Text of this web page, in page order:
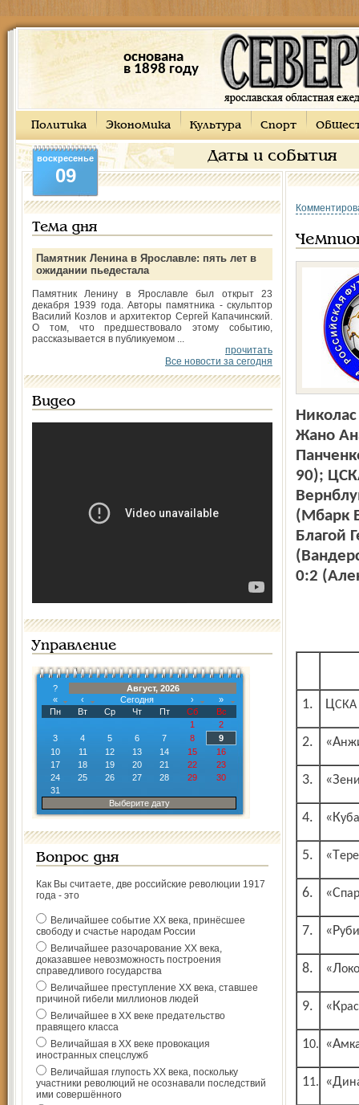
основана
в 1898 году
Политика Экономика Культура Спорт
Даты и события
воскресенье
09
Тема дня
Памятник Ленина в Ярославле: пять лет в
ожидании пьедестала
Памятник Ленину в Ярославле был открыт 23
декабря 1939 года. Авторы памятника - скульптор
Василий Козлов и архитектор Сергей Капачинский.
О том, что предшествовало этому событию,
рассказывается в публикуемом ...
прочитать
Все новости за сегодня
Видео
Управление
?
Август, 2026
«
‹ Сегодня ›
»
Пн
Вт Ср Чт Пт Сб
Вс
1
2
3
4 5 6 7 8
9
10
11 12 13 14 15
16
17
18 19 20 21 22
23
24
25 26 27 28 29
30
31
Выберите дату
Вопрос дня
Как Вы считаете, две российские революции 1917
года - это
Величайшее событие ХХ века, принёсшее
свободу и счастье народам России
Величайшее разочарование ХХ века,
доказавшее невозможность построения
справедливого государства
Величайшее преступление ХХ века, ставшее
причиной гибели миллионов людей
Величайшее в ХХ веке предательство
правящего класса
Величайшая в ХХ веке провокация
иностранных спецслужб
Величайшая глупость ХХ века, поскольку
участники революций не осознавали последствий
ими совершённого
Жано
90);
(Мбарк
Благой
0:2
1. ЦСКА
2.
3.
4.
5.
6.
7.
8.
9.
10.
11.